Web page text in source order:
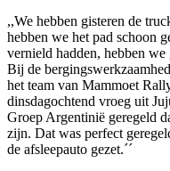
,,We hebben gisteren de
hebben we het pad schoon
vernield hadden, hebben we
Bij de
het team van Mammoet
dinsdagochtend vroeg uit
Groep Argentinië geregeld
zijn. Dat was perfect
de afsleepauto gezet.´´